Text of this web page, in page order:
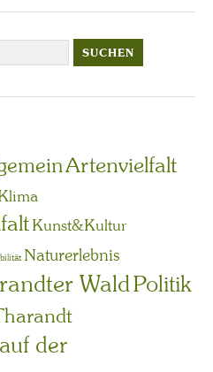
Artenvielfalt
Kunst&Kultur
Naturerlebnis
WaldPolitik
der